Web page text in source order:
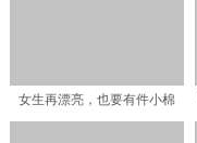
女生再漂亮，也要有件小棉